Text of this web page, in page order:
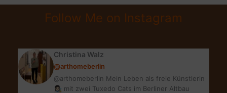
STYLE:
DANISH
TEAK
DESIGN
Follow Me on Instagram
Christina Walz
@arthomeberlin
@arthomeberlin Mein Leben als freie Künstlerin
👩🏻‍🎨 mit zwei Tuxedo Cats im Berliner Altbau